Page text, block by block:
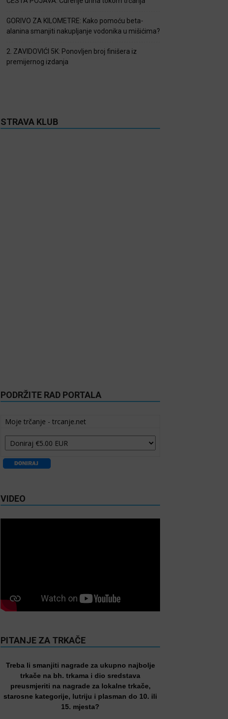
GORIVO ZA KILOMETRE: Kako pomoću beta-
alanina smanjiti nakupljanje vodonika u mišićima?
2. ZAVIDOVIĆI 5K: Ponovljen broj finišera iz
premijernog izdanja
STRAVA KLUB
PODRŽITE RAD PORTALA
Moje trčanje - trcanje.net
VIDEO
PITANJE ZA TRKAČE
Treba li smanjiti nagrade za ukupno najbolje
trkače na bh. trkama i dio sredstava
preusmjeriti na nagrade za lokalne trkače,
starosne kategorije, lutriju i plasman do 10. ili
15. mjesta?